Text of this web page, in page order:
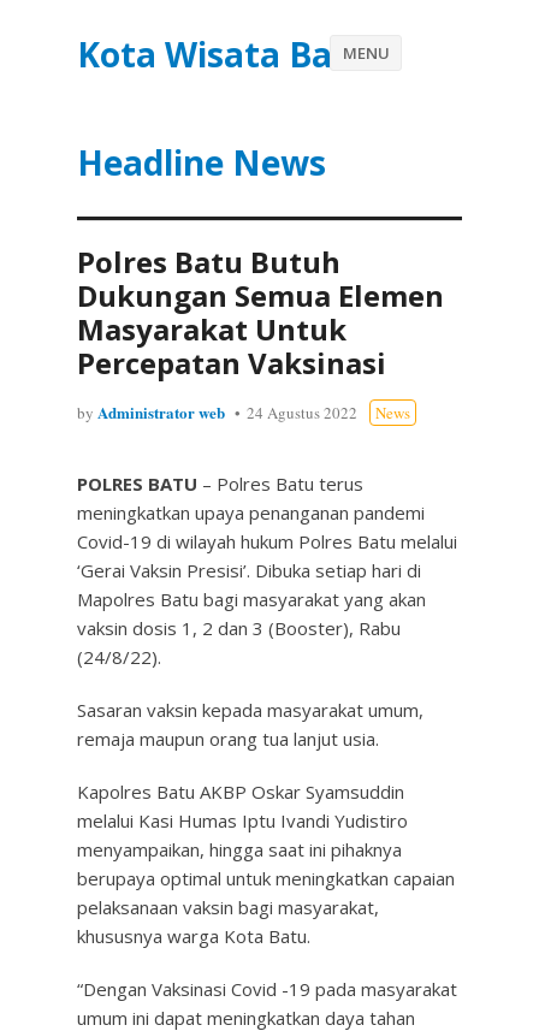
Kota Wisata Batu
Headline News
MENU
Polres Batu Butuh
Dukungan Semua Elemen
Masyarakat Untuk
Percepatan Vaksinasi
by Administrator web 24 Agustus 2022 News
POLRES BATU – Polres Batu terus
meningkatkan upaya penanganan pandemi
Covid-19 di wilayah hukum Polres Batu melalui
‘Gerai Vaksin Presisi’. Dibuka setiap hari di
Mapolres Batu bagi masyarakat yang akan
vaksin dosis 1, 2 dan 3 (Booster), Rabu
(24/8/22).
Sasaran vaksin kepada masyarakat umum,
remaja maupun orang tua lanjut usia.
Kapolres Batu AKBP Oskar Syamsuddin
melalui Kasi Humas Iptu Ivandi Yudistiro
menyampaikan, hingga saat ini pihaknya
berupaya optimal untuk meningkatkan capaian
pelaksanaan vaksin bagi masyarakat,
khususnya warga Kota Batu.
“Dengan Vaksinasi Covid -19 pada masyarakat
umum ini dapat meningkatkan daya tahan